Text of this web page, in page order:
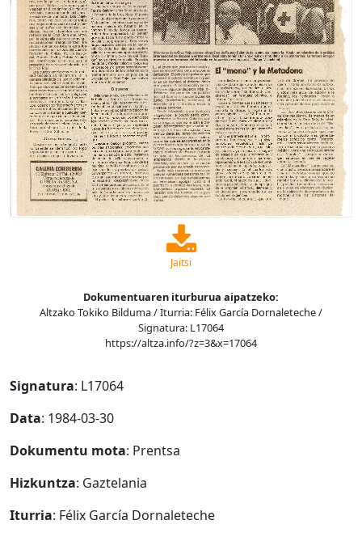
Jaitsi
Dokumentuaren iturburua aipatzeko:
Altzako Tokiko Bilduma / Iturria: Félix García Dornaleteche /
Signatura: L17064
https://altza.info/?z=3&x=17064
Signatura: L17064
Data: 1984-03-30
Dokumentu mota: Prentsa
Hizkuntza: Gaztelania
Iturria: Félix García Dornaleteche